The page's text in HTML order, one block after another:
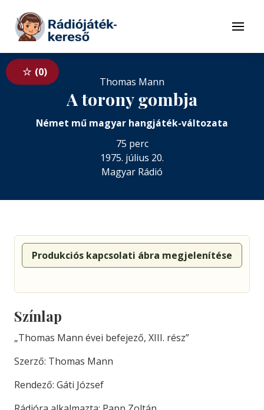
Tovább a tartalomhoz
Menü
0
Thomas Mann
A torony gombja
Német mű magyar hangjáték-változata
75 perc
1975. július 20.
Magyar Rádió
Produkciós kapcsolati ábra megjelenítése
Színlap
„Thomas Mann évei befejező, XIII. rész”
Szerző: Thomas Mann
Rendező: Gáti József